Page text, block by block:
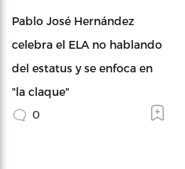
Pablo José Hernández
celebra el ELA no hablando
del estatus y se enfoca en
"la claque"
0